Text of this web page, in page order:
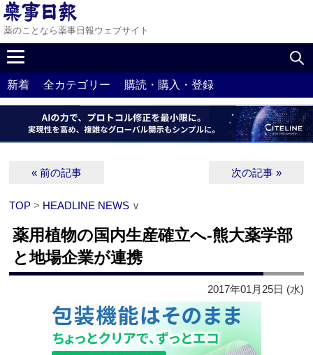
薬のことなら薬事日報ウェブサイト
新着 全カテゴリー 購読・購入・登録
« 前の記事 次の記事 »
TOP > HEADLINE NEWS ∨
薬用植物の国内生産確立へ‐熊大薬学部
と地場企業が連携
2017年01月25日 (水)